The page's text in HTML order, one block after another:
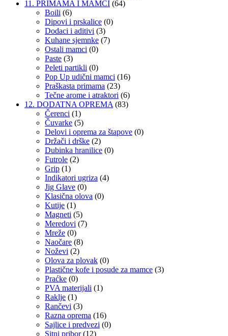
11. PRIMAMA I MAMCI (64)
Boili (6)
Dipovi i prskalice (0)
Dodaci i aditivi (3)
Kuhane sjemnke (7)
Ostali mamci (0)
Paste (3)
Peleti partikli (0)
Pop Up udični mamci (16)
Praškasta primama (23)
Tečne arome i atraktori (6)
12. DODATNA OPREMA (83)
Čerenci (1)
Čuvarke (5)
Delovi i oprema za štapove (0)
Držači i drške (2)
Dubinka hranilice (0)
Futrole (2)
Grip (1)
Indikatori ugriza (4)
Jig Glave (0)
Klasična olova (0)
Kutije (1)
Magneti (5)
Meredovi (7)
Mreže (0)
Naočare (8)
Noževi (2)
Olova za plovak (0)
Plastične kofe i posude za mamce (3)
Praćke (0)
PVA materijali (1)
Raklje (1)
Rančevi (3)
Razna oprema (16)
Sajlice i predvezi (0)
Sitni pribor (12)